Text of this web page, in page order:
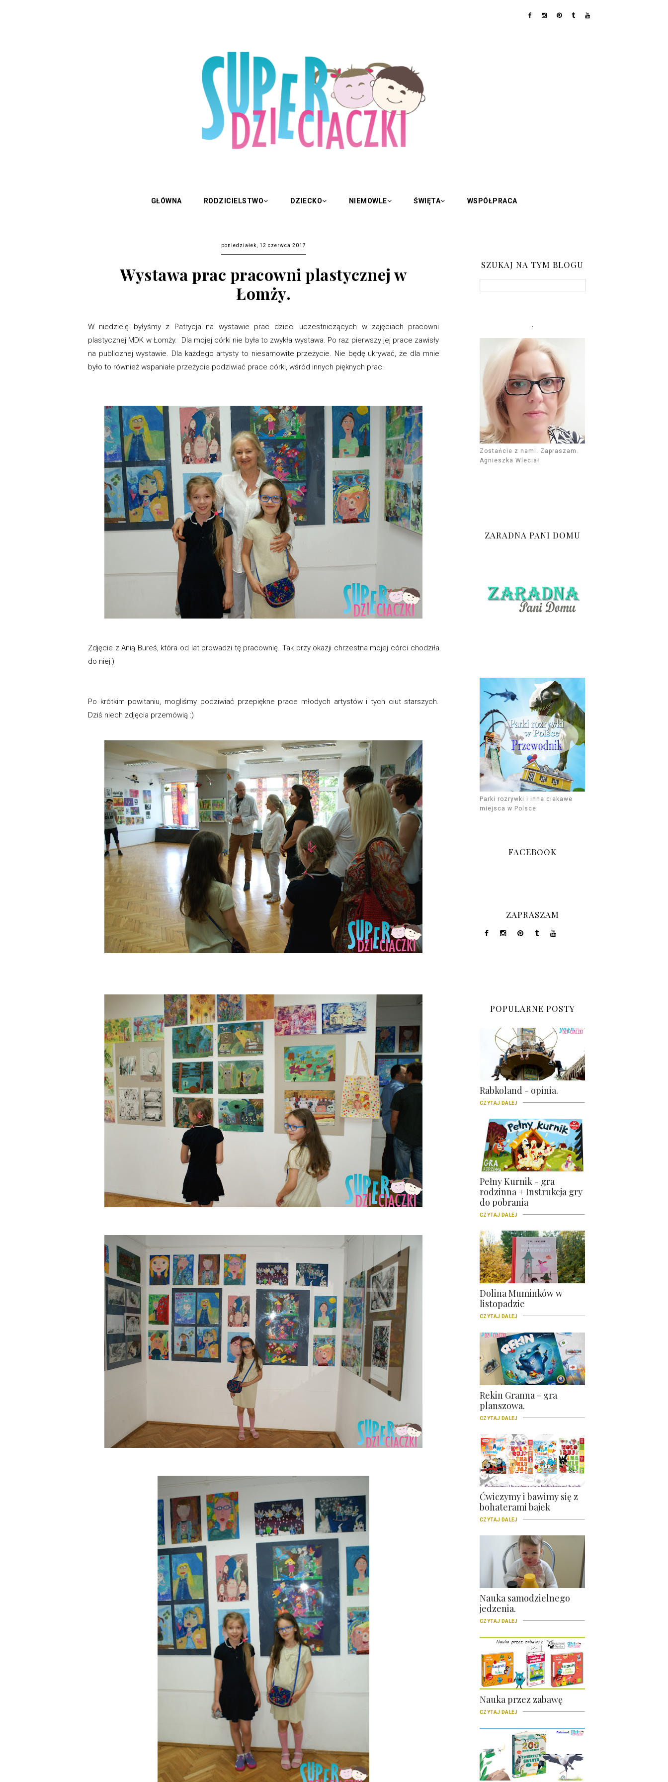
GŁÓWNA RODZICIELSTWO DZIECKO NIEMOWLE ŚWIĘTA WSPÓŁPRACA
poniedziałek, 12 czerwca 2017
Wystawa prac pracowni plastycznej w
Łomży.
W niedzielę byłyśmy z Patrycja na wystawie prac dzieci uczestniczących w zajęciach pracowni
plastycznej MDK w Łomży. Dla mojej córki nie była to zwykła wystawa. Po raz pierwszy jej prace zawisły
na publicznej wystawie. Dla każdego artysty to niesamowite przeżycie. Nie będę ukrywać, że dla mnie
było to również wspaniałe przeżycie podziwiać prace córki, wśród innych pięknych prac.
Zdjęcie z Anią Bureś, która od lat prowadzi tę pracownię. Tak przy okazji chrzestna mojej córci chodziła
do niej:)
Po krótkim powitaniu, mogliśmy podziwiać przepiękne prace młodych artystów i tych ciut starszych.
Dziś niech zdjęcia przemówią :)
SZUKAJ NA TYM BLOGU
.
Zostańcie z nami. Zapraszam.
Agnieszka Wleciał
ZARADNA PANI DOMU
Parki rozrywki i inne ciekawe
miejsca w Polsce
FACEBOOK
ZAPRASZAM
POPULARNE POSTY
Rabkoland - opinia.
CZYTAJ DALEJ
Pełny Kurnik - gra
rodzinna + Instrukcja gry
do pobrania
CZYTAJ DALEJ
Dolina Muminków w
listopadzie
CZYTAJ DALEJ
Rekin Granna - gra
planszowa.
CZYTAJ DALEJ
Ćwiczymy i bawimy się z
bohaterami bajek
CZYTAJ DALEJ
Nauka samodzielnego
jedzenia.
CZYTAJ DALEJ
Nauka przez zabawę
CZYTAJ DALEJ